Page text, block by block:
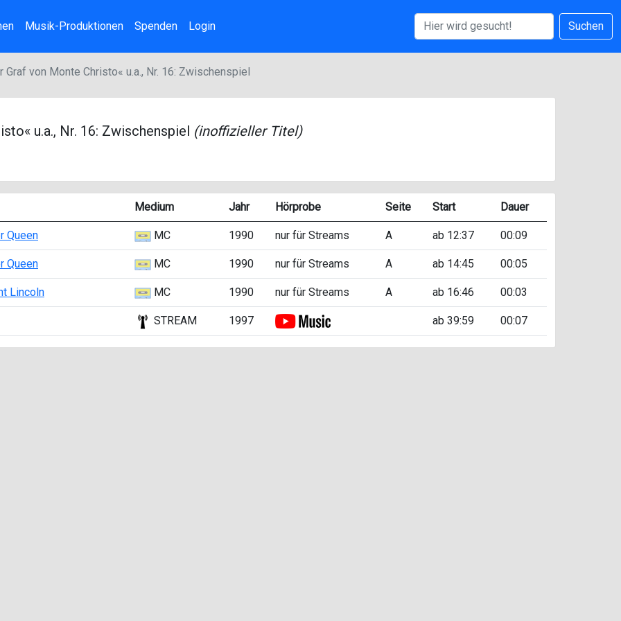
Musik-Produktionen Spenden Login Suchen
Graf von Monte Christo« u.a., Nr. 16: Zwischenspiel
u.a., Nr. 16: Zwischenspiel (inoffizieller Titel)
Medium Jahr Hörprobe Seite Start Dauer
Queen MC 1990 nur für Streams A ab 12:37 00:09
Queen MC 1990 nur für Streams A ab 14:45 00:05
Lincoln MC 1990 nur für Streams A ab 16:46 00:03
STREAM 1997 ab 39:59 00:07